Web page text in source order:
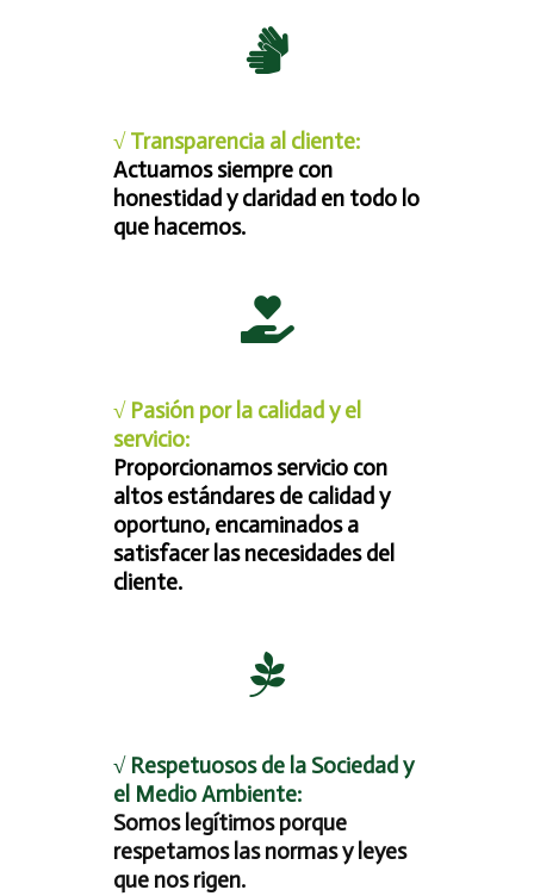
√ Transparencia al cliente:
Actuamos siempre con
honestidad y claridad en todo lo
que hacemos.
√ Pasión por la calidad y el
servicio:
Proporcionamos servicio con
altos estándares de calidad y
oportuno, encaminados a
satisfacer las necesidades del
cliente.
√ Respetuosos de la Sociedad y
el Medio Ambiente:
Somos legítimos porque
respetamos las normas y leyes
que nos rigen.